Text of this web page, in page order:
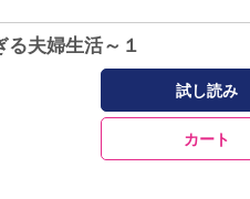
る夫婦生活～１
試し読み
カート